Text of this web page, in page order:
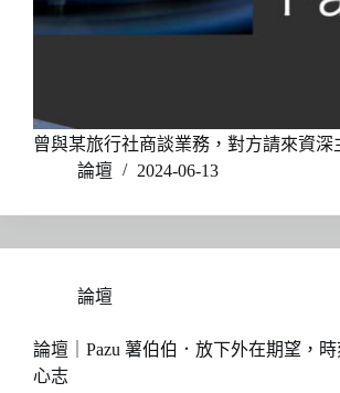
曾與某旅行社商談業務，對方請來資
論壇
2024-06-13
論壇
論壇｜Pazu 薯伯伯．放下外在期望，
心志